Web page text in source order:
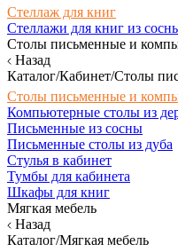
Стеллаж для книг
Стеллажи для книг из
Столы письменные и
Назад
Каталог/Кабинет/Столы
Столы письменные и
Компьютерные столы из
Письменные из сосны
Письменные столы из дуба
Стулья в кабинет
Тумбы для кабинета
Шкафы для книг
Мягкая мебель
Назад
Каталог/Мягкая мебель